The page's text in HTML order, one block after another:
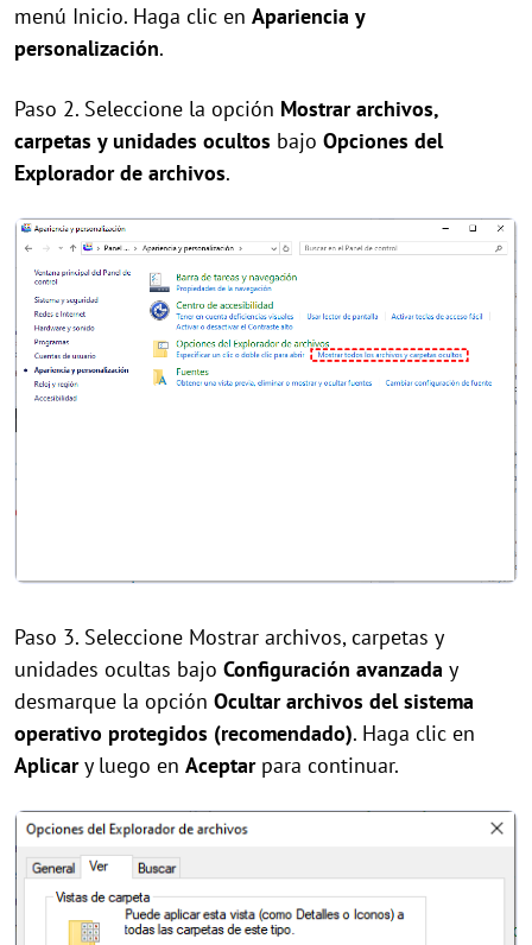
menú Inicio. Haga clic en Apariencia y
personalización.
Paso 2. Seleccione la opción Mostrar archivos,
carpetas y unidades ocultos bajo Opciones del
Explorador de archivos.
Paso 3. Seleccione Mostrar archivos, carpetas y
unidades ocultas bajo Configuración avanzada y
desmarque la opción Ocultar archivos del sistema
operativo protegidos (recomendado). Haga clic en
Aplicary luego en Aceptarpara continuar.